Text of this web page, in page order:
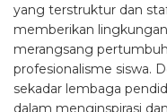
yang terstruktur dan
memberikan
merangsang
profesionalisme siswa.
sekadar lembaga
dalam menginspirasi